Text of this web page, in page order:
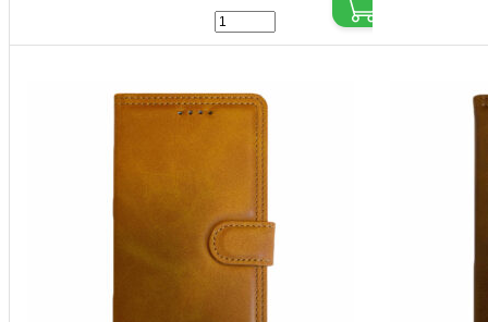
Siliconen
hoesje
voor
Apple
iPhone
Pro
Max